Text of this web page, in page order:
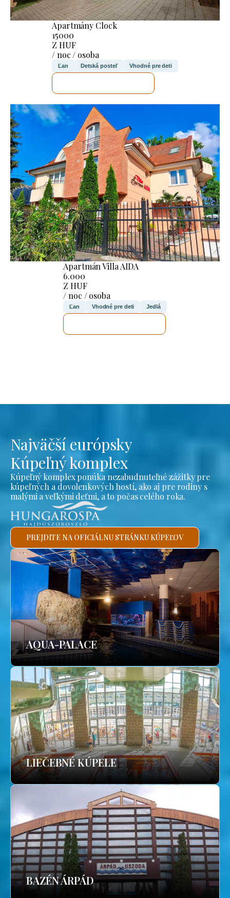
Apartmány Clock
15000
Z HUF
/ noc / osoba
Ľan Detská posteľ Vhodné pre deti
Apartmán Villa AIDA
6.000
Z HUF
/ noc / osoba
Ľan Vhodné pre deti Jedlá
Najväčší európsky
Kúpeľný komplex
Kúpeľný komplex ponúka nezabudnuteľné zážitky pre
kúpeľných a dovolenkových hostí, ako aj pre rodiny s
malými a veľkými deťmi, a to počas celého roka.
PREJDITE NA OFICIÁLNU STRÁNKU KÚPEĽOV
AQUA-PALACE
LIEČEBNÉ KÚPELE
BAZÉN ÁRPÁD